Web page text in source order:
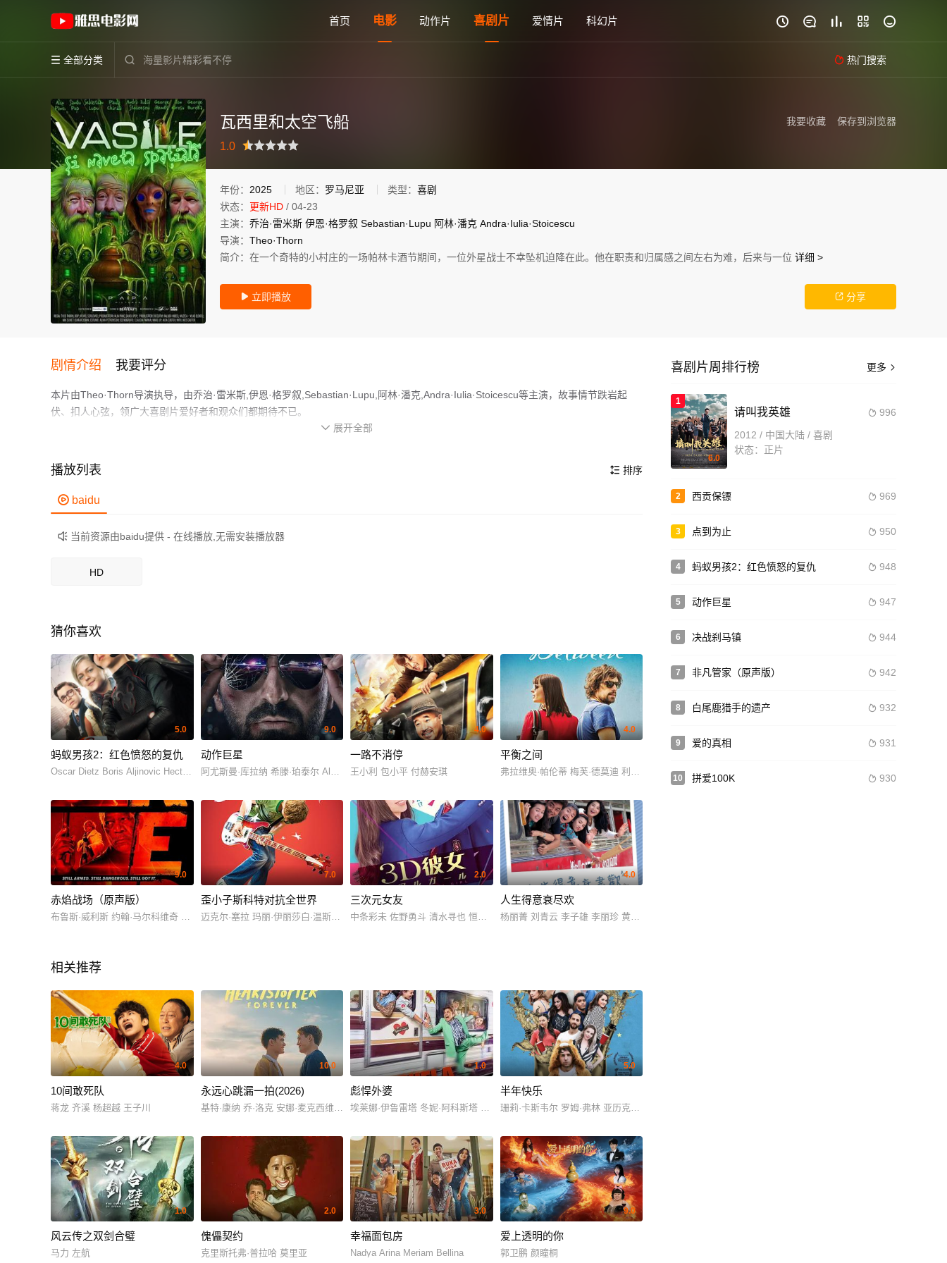
首页 电影 动作片 喜剧片 爱情片 科幻片     
 全部分类   热门搜索
《瓦西里和太空飞船》(2025)罗马尼亚罗马尼亚语高清电影免费在线观看 - 雅思电影网
保存到浏览器
我要收藏
瓦西里和太空飞船
1.0
很差较差还行 推荐力荐
年份： 2025 地区： 罗马尼亚 类型： 喜剧
状态： 更新HD / 04-23
主演： 乔治·雷米斯 伊恩·格罗叙 Sebastian·Lupu 阿林·潘克 Andra·Iulia·Stoicescu
导演： Theo·Thorn
简介： 在一个奇特的小村庄的一场帕林卡酒节期间，一位外星战士不幸坠机迫降在此。他在职责和归属感之间左右为难，后来与一位 详细 >
 立即播放  分享
剧情介绍 我要评分
本片由Theo·Thorn导演执导，由乔治·雷米斯,伊恩·格罗叙,Sebastian·Lupu,阿林·潘克,Andra·Iulia·Stoicescu等主演，故事情节跌岩起
伏、扣人心弦，领广大喜剧片爱好者和观众们都期待不已。
在一个奇特的小村庄的一场帕林卡酒节期间，一位外星战士不幸坠机迫降在此。他在职责和归属感之间左右为难，后来与一位名叫瓦西里的当地人
作为一部 上映的喜剧电影，在当期同类题材影片中具有一定的看点，在演员表现和剧情架构上也都有不错的亮点，剧情紧凑，角色塑造
鲜明，适合喜欢喜剧类电影的观众观看。
 展开全部
 排序
播放列表
 baidu
 当前资源由baidu提供 - 在线播放,无需安装播放器
HD
猜你喜欢
5.0
蚂蚁男孩2：红色愤怒的复仇
Oscar Dietz Boris Aljinovic Hector Brøgger Andersen 尼可拉斯·布若 Bobby DeMuro Samuel Ting Graf Nathan Harrington Thorbjørn Hummel Amalie Kruse Jensen Astrid Juncher-Benzon Kari Lane Hugh Lehane
9.0
动作巨星
阿尤斯曼·库拉纳 希滕·珀泰尔 Alexander Garcia Mirabel Stuart John Byrne Elton Tan Amro Mahmoud Tygorah Smith Simon Britton Akanksha Vishwakarma Miguel Fish 吉滕德拉·赖
4.0
一路不消停
王小利 包小平 付赫安琪
4.0
平衡之间
弗拉维奥·帕伦蒂 梅芙·德莫迪 利诺·关恰莱 Giancarlo 马克·莱昂纳蒂
9.0
赤焰战场（原声版）
布鲁斯·威利斯 约翰·马尔科维奇 玛丽-露易丝·帕克 卡尔·厄本 海伦·米伦 摩根·弗里曼 海迪·冯·帕利斯克 杰斐逊·布朗 克里斯·欧文斯 丽贝卡·彼得根 贾克琳·弗莱明 Jason Giuliano 劳伦斯·特纳 乔·克里斯特 贾斯婷·瓦希伯
7.0
歪小子斯科特对抗全世界
迈克尔·塞拉 玛丽·伊丽莎白·温斯特德 基南·卡尔金 克里斯·埃文斯 安娜·肯德里克 布兰登·罗斯 艾丽森·皮尔 詹森·舒瓦兹曼 艾伦·王 萨特亚·布哈巴哈 马克·韦伯
2.0
三次元女友
中条彩未 佐野勇斗 清水寻也 恒松祐里 上白石萌歌 优太朗 三浦贵大 神田沙也加 滨田麻里 竹内力
4.0
人生得意衰尽欢
杨丽菁 刘青云 李子雄 李丽珍 黄子华
相关推荐
4.0
10间敢死队
蒋龙 齐溪 杨超越 王子川
10.0
永远心跳漏一拍(2026)
基特·康纳 乔·洛克 安娜·麦克西维尔·马
1.0
彪悍外婆
埃莱娜·伊鲁雷塔 冬妮·阿科斯塔 Gorka Aguinagalde Gorka Aguinagalde 桑迪亚哥·阿尔维努 埃斯佩兰萨·埃利普 Adrián Gámiz 索菲娅·冈萨雷斯 拉
5.0
半年快乐
珊莉·卡斯韦尔 罗姆·弗林 亚历克西·科诺 艾米·帕夫拉特 Jeff Dye
1.0
风云传之双剑合璧
马力 左航
2.0
傀儡契约
克里斯托弗·普拉哈 莫里亚
3.0
幸福面包房
Nadya Arina Meriam Bellina
9.0
爱上透明的你
郭卫鹏 颜瞳桐
更多 
喜剧片周排行榜
1
6.0
 996
请叫我英雄
2012 / 中国大陆 / 喜剧
状态：正片
2  969
西贡保镖
3  950
点到为止
4  948
蚂蚁男孩2：红色愤怒的复仇
5  947
动作巨星
6  944
决战刹马镇
7  942
非凡管家（原声版）
8  932
白尾鹿猎手的遗产
9  931
爱的真相
10  930
拼爱100K